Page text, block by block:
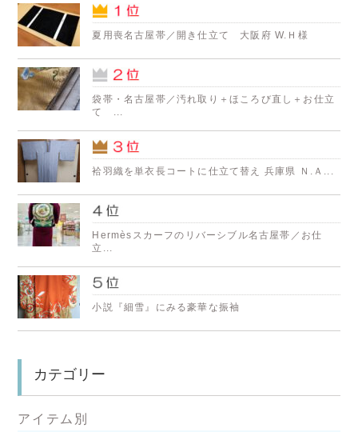
夏用喪名古屋帯／開き仕立て 大阪府 W.Ｈ様
袋帯・名古屋帯／汚れ取り＋ほころび直し＋お仕立
て ...
袷羽織を単衣長コートに仕立て替え 兵庫県 Ｎ.Ａ...
Hermèsスカーフのリバーシブル名古屋帯／お仕
立...
小説『細雪』にみる豪華な振袖
カテゴリー
アイテム別